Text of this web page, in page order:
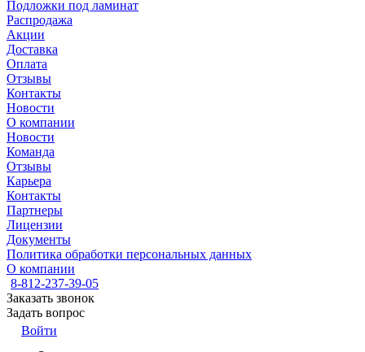
Подложки под ламинат
Распродажа
Акции
Доставка
Оплата
Отзывы
Контакты
Новости
О компании
Новости
Команда
Отзывы
Карьера
Контакты
Партнеры
Лицензии
Документы
Политика обработки персональных данных
О компании
8-812-237-39-05
Заказать звонок
Задать вопрос
Войти